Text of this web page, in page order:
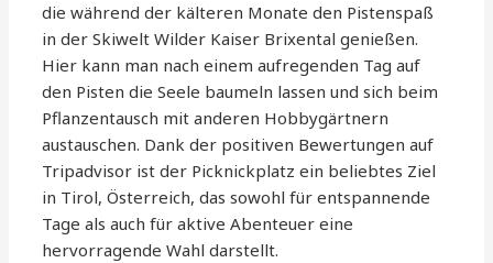
die während der kälteren Monate den Pistenspaß
in der Skiwelt Wilder Kaiser Brixental genießen.
Hier kann man nach einem aufregenden Tag auf
den Pisten die Seele baumeln lassen und sich beim
Pflanzentausch mit anderen Hobbygärtnern
austauschen. Dank der positiven Bewertungen auf
Tripadvisor ist der Picknickplatz ein beliebtes Ziel
in Tirol, Österreich, das sowohl für entspannende
Tage als auch für aktive Abenteuer eine
hervorragende Wahl darstellt.